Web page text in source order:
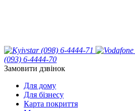
(098) 6-4444-71
(093) 6-4444-70
Замовити дзвінок
Для дому
Для бізнесу
Карта покриття